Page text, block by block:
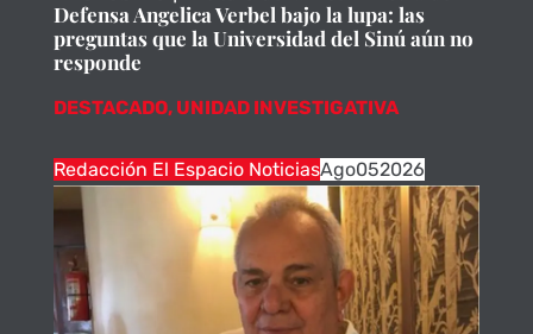
Defensa Angelica Verbel bajo la lupa: las
preguntas que la Universidad del Sinú aún no
responde
DESTACADO, UNIDAD INVESTIGATIVA
Redacción El Espacio NoticiasAgo052026